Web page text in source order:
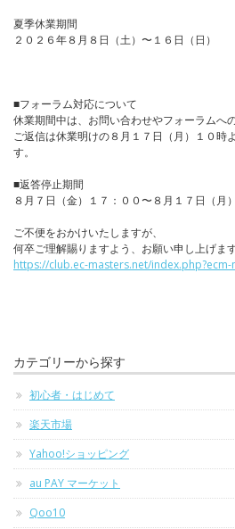
夏季休業期間
２０２６年８月８日（土）〜１６日（日）
■フォーラム対応について
休業期間中は、お問い合わせやフォーラムへ
ご返信は休業明けの８月１７日（月）１０時
す。
■返答停止期間
８月７日（金）１７：００〜８月１７日（月
ご不便をおかけいたしますが、
何卒ご理解賜りますよう、お願い申し上げます
https://club.ec-masters.net/
カテゴリーから探す
初心者・はじめて
楽天市場
Yahoo!ショッピング
au PAY マーケット
Qoo10